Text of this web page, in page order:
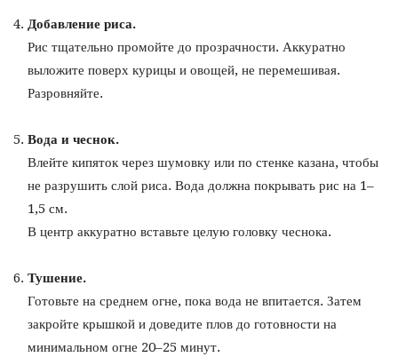
Добавление риса.
Рис тщательно промойте до прозрачности. Аккуратно
выложите поверх курицы и овощей, не перемешивая.
Разровняйте.
Вода и чеснок.
Влейте кипяток через шумовку или по стенке казана, чтобы
не разрушить слой риса. Вода должна покрывать рис на 1–
1,5 см.
В центр аккуратно вставьте целую головку чеснока.
Тушение.
Готовьте на среднем огне, пока вода не впитается. Затем
закройте крышкой и доведите плов до готовности на
минимальном огне 20–25 минут.